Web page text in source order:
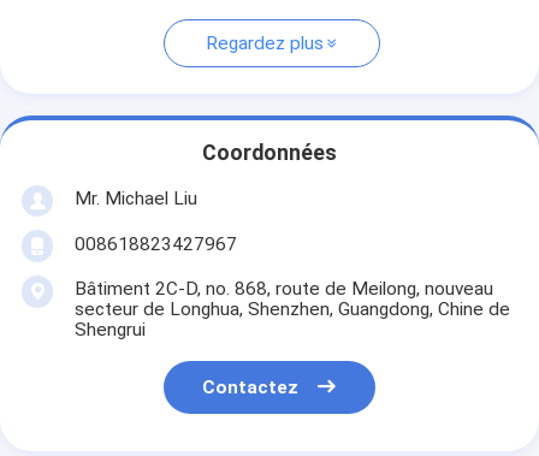
Regardez plus
Coordonnées
Mr. Michael Liu
008618823427967
Bâtiment 2C-D, no. 868, route de Meilong, nouveau
secteur de Longhua, Shenzhen, Guangdong, Chine de
Shengrui
Contactez